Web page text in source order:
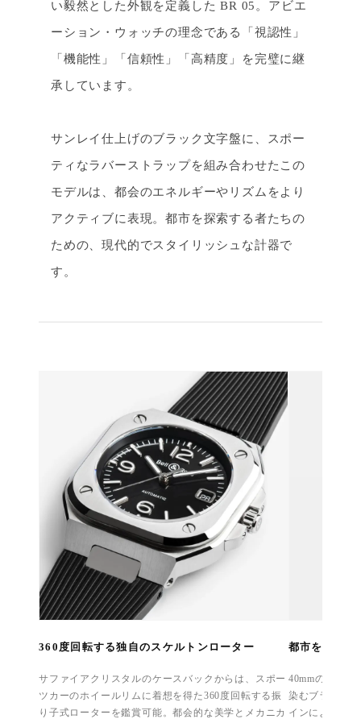
い毅然とした外観を定義した BR 05。アビエ
ーション・ウォッチの理念である「視認性」
「機能性」「信頼性」「高精度」を完璧に継
承しています。
サンレイ仕上げのブラック文字盤に、スポー
ティなラバーストラップを組み合わせたこの
モデルは、都会のエネルギーやリズムをより
アクティブに表現。都市を探索する者たちの
ための、現代的でスタイリッシュな計器で
す。
360度回転する独自のスケルトンローター
サファイアクリスタルのケースバックからは、スポー
ツカーのホイールリムに着想を得た360度回転する振
り子式ローターを鑑賞可能。都会的な美学とメカニカ
都市を駆け抜
40mmの絶妙な
染むブラック
インにより、